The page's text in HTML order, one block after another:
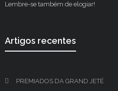
Lembre-se também de elogiar!
Artigos recentes
PREMIADOS DA GRAND JETÉ